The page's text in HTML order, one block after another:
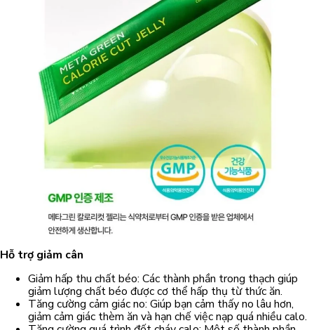
Hỗ trợ giảm cân
Giảm hấp thu chất béo: Các thành phần trong thạch giúp
giảm lượng chất béo được cơ thể hấp thụ từ thức ăn.
Tăng cường cảm giác no: Giúp bạn cảm thấy no lâu hơn,
giảm cảm giác thèm ăn và hạn chế việc nạp quá nhiều calo.